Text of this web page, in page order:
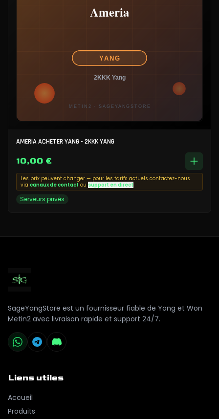
AMERIA ACHETER YANG - 2KKK YANG
10,00 €
Les prix peuvent changer — pour les tarifs actuels contactez-nous
via canaux de contact ou support en direct
Serveurs privés
SageYangStore est un fournisseur fiable de Yang et Won
Metin2 avec livraison rapide et support 24/7.
Liens utiles
Accueil
Produits